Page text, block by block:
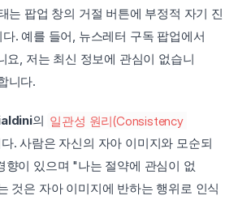
는 팝업 창의 거절 버튼에 부정적 자기 진
. 예를 들어, 뉴스레터 구독 팝업에서
, 저는 최신 정보에 관심이 없습니
니다.
의 일관성 원리(Consistency
. 사람은 자신의 자아 이미지와 모순되
향이 있으며 "나는 절약에 관심이 없
것은 자아 이미지에 반하는 행위로 인식